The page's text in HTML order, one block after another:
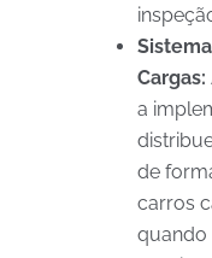
Cargas:
a
de
carros
quando